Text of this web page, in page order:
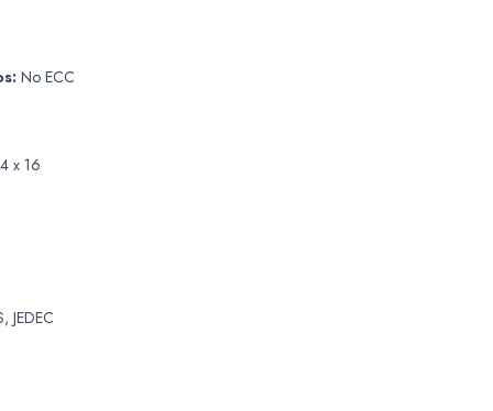
No ECC
x 16
JEDEC